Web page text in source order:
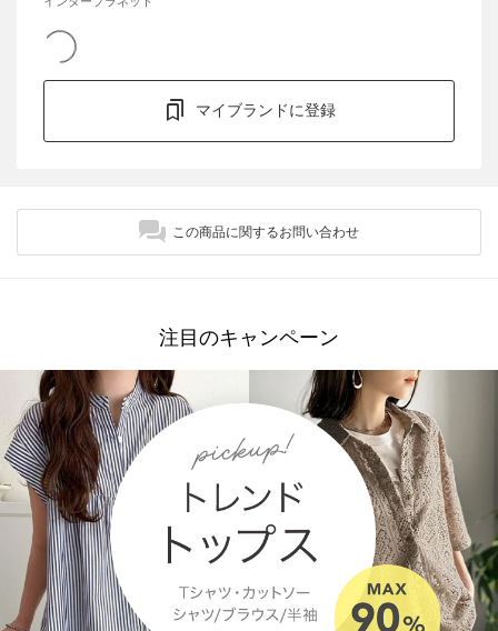
マイブランドに登録
この商品に関するお問い合わせ
注目のキャンペーン